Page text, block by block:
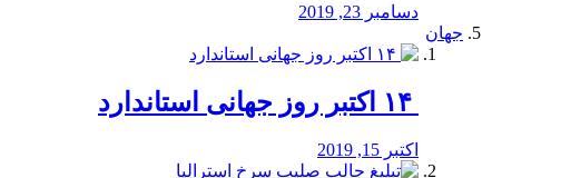
دسامبر 23, 2019
جهان
اکتبر 15, 2019